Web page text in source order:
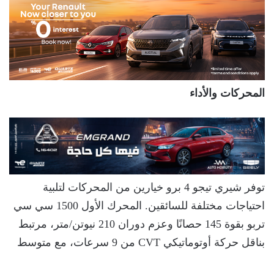
المحركات والأداء
توفر شيري تيجو 4 برو خيارين من المحركات لتلبية
احتياجات مختلفة للسائقين. المحرك الأول 1500 سي سي
تربو بقوة 145 حصانًا وعزم دوران 210 نيوتن/متر، مرتبط
بناقل حركة أوتوماتيكي CVT من 9 سرعات، مع متوسط